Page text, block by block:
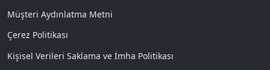
Müşteri Aydınlatma Metni
Çerez Politikası
Kişisel Verileri Saklama ve İmha Politikası